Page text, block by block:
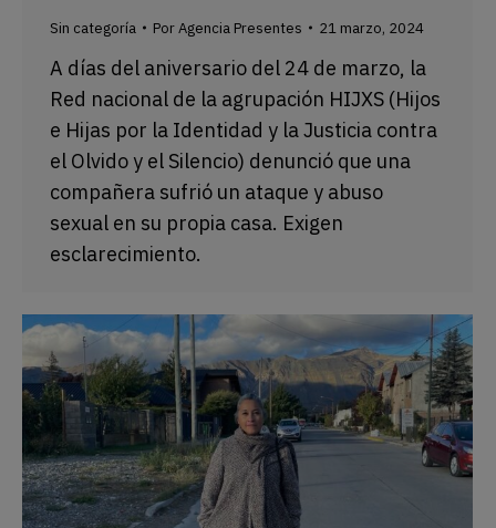
Sin categoría PorAgencia Presentes 21 marzo, 2024
A días del aniversario del 24 de marzo, la
Red nacional de la agrupación HIJXS (Hijos
e Hijas por la Identidad y la Justicia contra
el Olvido y el Silencio) denunció que una
compañera sufrió un ataque y abuso
sexual en su propia casa. Exigen
esclarecimiento.